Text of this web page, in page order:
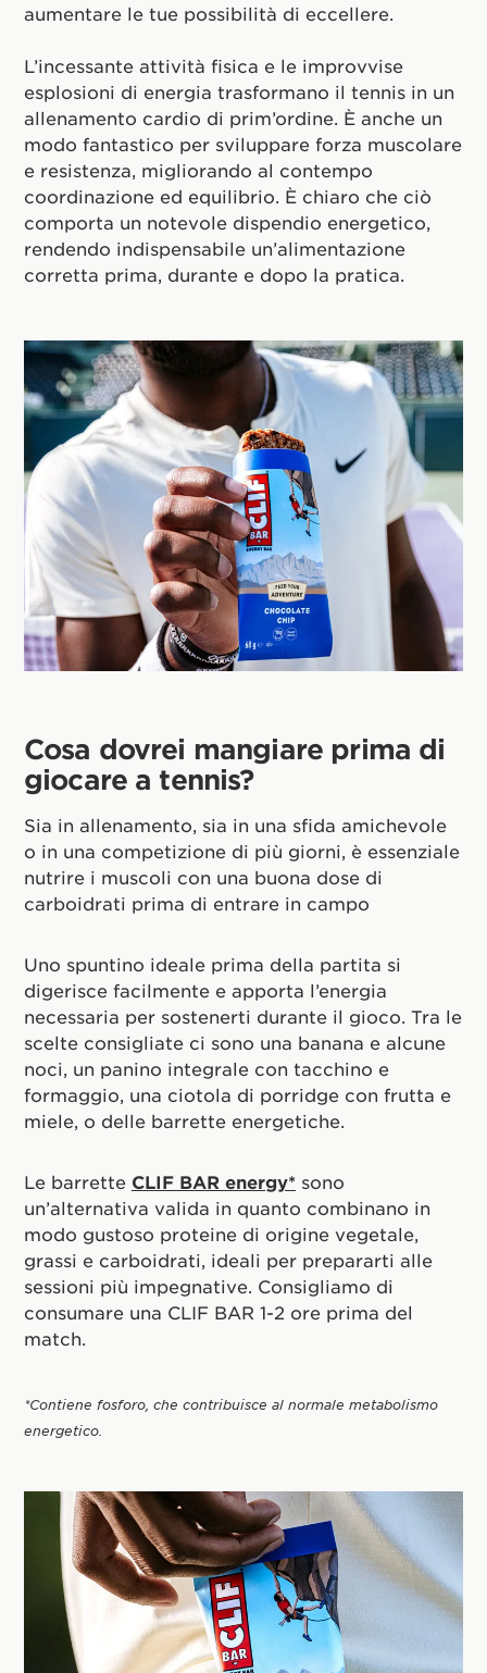
aumentare le tue possibilità di eccellere.
L’incessante attività fisica e le improvvise
esplosioni di energia trasformano il tennis in un
allenamento cardio di prim’ordine. È anche un
modo fantastico per sviluppare forza muscolare
e resistenza, migliorando al contempo
coordinazione ed equilibrio. È chiaro che ciò
comporta un notevole dispendio energetico,
rendendo indispensabile un’alimentazione
corretta prima, durante e dopo la pratica.
Cosa dovrei mangiare prima di
giocare a tennis?
Sia in allenamento, sia in una sfida amichevole
o in una competizione di più giorni, è essenziale
nutrire i muscoli con una buona dose di
carboidrati prima di entrare in campo
Uno spuntino ideale prima della partita si
digerisce facilmente e apporta l’energia
necessaria per sostenerti durante il gioco. Tra le
scelte consigliate ci sono una banana e alcune
noci, un panino integrale con tacchino e
formaggio, una ciotola di porridge con frutta e
miele, o delle barrette energetiche.
Le barrette CLIF BAR energy* sono
un’alternativa valida in quanto combinano in
modo gustoso proteine di origine vegetale,
grassi e carboidrati, ideali per prepararti alle
sessioni più impegnative. Consigliamo di
consumare una CLIF BAR 1-2 ore prima del
match.
*Contiene fosforo, che contribuisce al normale metabolismo
energetico.